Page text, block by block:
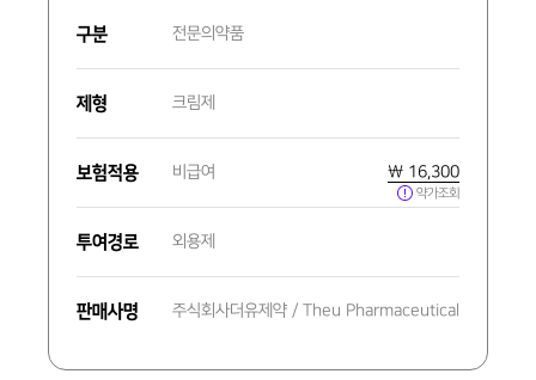
구분 전문의약품
제형 크림제
보험적용 비급여 ₩ 16,300
약가조회
투여경로 외용제
판매사명 주식회사더유제약 / Theu Pharmaceutical